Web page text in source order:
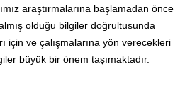
araştırmalarına başlamadan önce
olduğu bilgiler doğrultusunda
için ve çalışmalarına yön verecekleri
büyük bir önem taşımaktadır.